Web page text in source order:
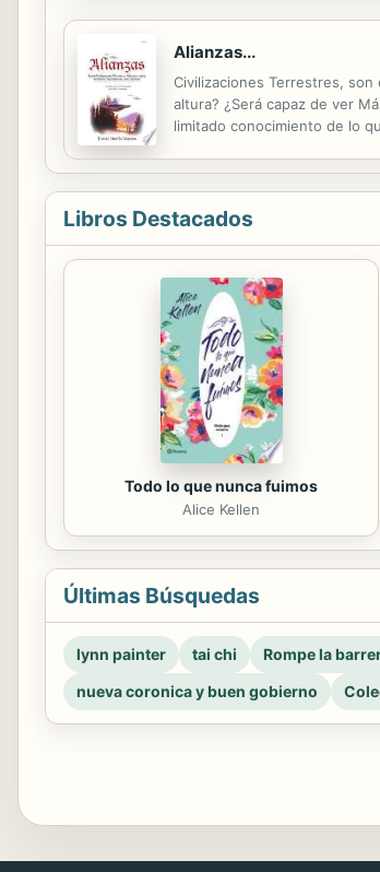
Alianzas...
Civilizaciones Terrestres,
altura? ¿Será capaz de ver
limitado conocimiento de lo
Libros Destacados
Todo lo que nunca fuimos
Alice Kellen
Últimas Búsquedas
lynn painter tai chi Rompe la
nueva coronica y buen gobierno